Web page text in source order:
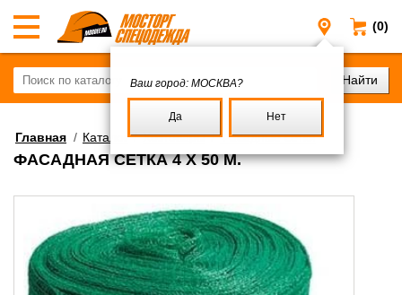
(0)
Москва
Ваш город: МОСКВА?
Да Нет
Главная / Каталог/Хозтовары/Фасадные сетки
ФАСАДНАЯ СЕТКА 4 Х 50 М.